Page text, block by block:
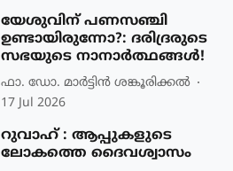
യേശുവിന് പണസഞ്ചി
ഉണ്ടായിരുന്നോ?: ദരിദ്രരുടെ
സഭയുടെ നാനാർത്ഥങ്ങൾ!
ഫാ. ഡോ. മാര്‍ട്ടിന്‍ ശങ്കൂരിക്കല്‍
17 Jul 2026
റുവാഹ് : ആപ്പുകളുടെ
ലോകത്തെ ദൈവശ്വാസം